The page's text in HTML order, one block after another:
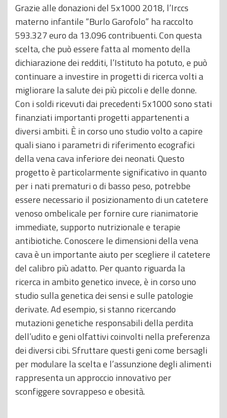
Grazie alle donazioni del 5x1000 2018, l’Irccs
materno infantile “Burlo Garofolo” ha raccolto
593.327 euro da 13.096 contribuenti. Con questa
scelta, che può essere fatta al momento della
dichiarazione dei redditi, l’Istituto ha potuto, e può
continuare a investire in progetti di ricerca volti a
migliorare la salute dei più piccoli e delle donne.
Con i soldi ricevuti dai precedenti 5x1000 sono stati
finanziati importanti progetti appartenenti a
diversi ambiti. È in corso uno studio volto a capire
quali siano i parametri di riferimento ecografici
della vena cava inferiore dei neonati. Questo
progetto è particolarmente significativo in quanto
per i nati prematuri o di basso peso, potrebbe
essere necessario il posizionamento di un catetere
venoso ombelicale per fornire cure rianimatorie
immediate, supporto nutrizionale e terapie
antibiotiche. Conoscere le dimensioni della vena
cava è un importante aiuto per scegliere il catetere
del calibro più adatto. Per quanto riguarda la
ricerca in ambito genetico invece, è in corso uno
studio sulla genetica dei sensi e sulle patologie
derivate. Ad esempio, si stanno ricercando
mutazioni genetiche responsabili della perdita
dell’udito e geni olfattivi coinvolti nella preferenza
dei diversi cibi. Sfruttare questi geni come bersagli
per modulare la scelta e l’assunzione degli alimenti
rappresenta un approccio innovativo per
sconfiggere sovrappeso e obesità.